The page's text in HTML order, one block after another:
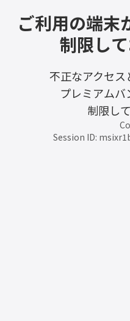
ご利用の端末
制限して
不正なアクセス
プレミアム
制限し
Session ID: